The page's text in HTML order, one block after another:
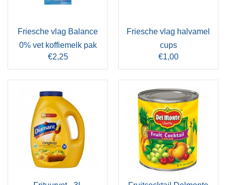
Friesche vlag Balance
0% vet koffiemelk pak
€2,25
Friesche vlag halvamel
cups
€1,00